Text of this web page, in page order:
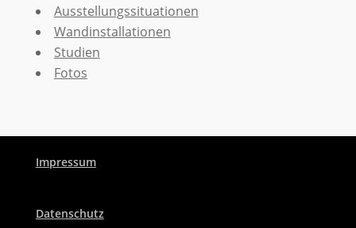
Ausstellungssituationen
Wandinstallationen
Studien
Fotos
Impressum
Datenschutz